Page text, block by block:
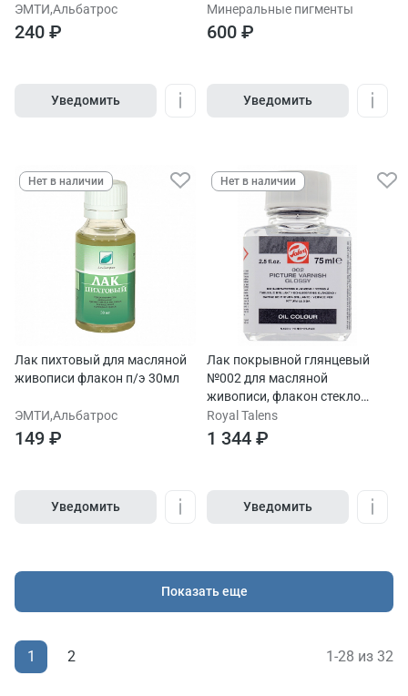
ЭМТИ,Альбатрос
240 ₽
Уведомить
Минеральные пигменты
600 ₽
Уведомить
Нет в наличии
Лак пихтовый для масляной
живописи флакон п/э 30мл
ЭМТИ,Альбатрос
149 ₽
Уведомить
Нет в наличии
Лак покрывной глянцевый
№002 для масляной
живописи, флакон стекло
75мл
Royal Talens
1 344 ₽
Уведомить
Показать еще
1 2 1-28 из 32